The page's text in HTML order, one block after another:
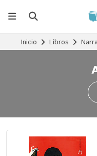
Inicio Libros